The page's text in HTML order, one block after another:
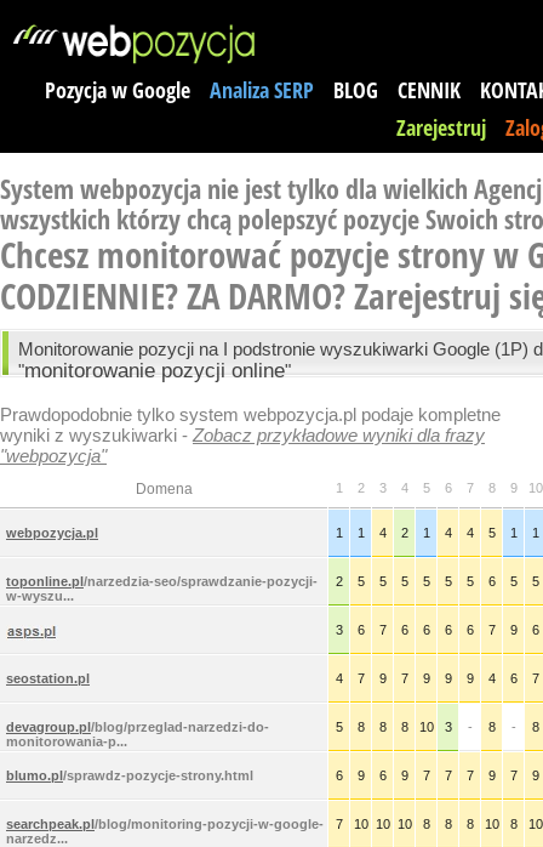
Pozycja w Google Analiza SERP BLOG CENNIK
Zarejestruj
System webpozycja nie jest tylko dla wielkich
wszystkich którzy chcą polepszyć pozycje Swoich
Chcesz monitorować pozycje strony w
CODZIENNIE? ZA DARMO?Zarejestruj
Monitorowanie pozycji na I podstronie wyszukiwarki Google (1P)
"monitorowanie pozycji online"
Prawdopodobnie tylko system webpozycja.pl podaje kompletne
wyniki z wyszukiwarki - Zobacz przykładowe wyniki dla frazy
"webpozycja"
Domena 1 2 3 4 5 6 7 8 9 10
webpozycja.pl 1 1 4 2 1 4 4 5 1 1
toponline.pl/narzedzia-seo/sprawdzanie-pozycji-
w-wyszu...
2 5 5 5 5 5 5 6 5 5
3 6 7 6 6 6 6 7 9 6
seostation.pl 4 7 9 7 9 9 9 4 6 7
devagroup.pl/blog/przeglad-narzedzi-do-
monitorowania-p...
5 8 8 8 10 3 - 8 - 8
blumo.pl/sprawdz-pozycje-strony.html 6 9 6 9 7 7 7 9 7 9
searchpeak.pl/blog/monitoring-pozycji-w-google-
narzedz...
7 10 10 10 8 8 8 10 8 10